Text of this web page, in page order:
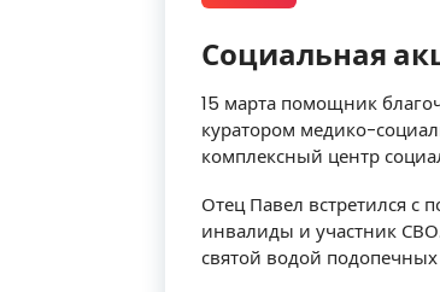
Социальная
15 марта помощник
куратором медико-
комплексный центр
Отец Павел встретился
инвалиды и участник
святой водой подопечных